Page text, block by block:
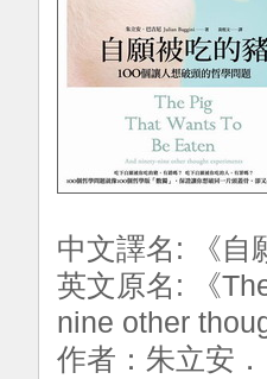
中文譯名: 《自
英文原名: 《
nine other
作者：朱立